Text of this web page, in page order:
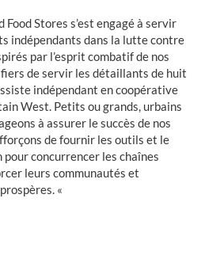
Stores s’est engagé à servir
indépendants dans la lutte contre
par l’esprit combatif de nos
de servir les détaillants de huit
indépendant en coopérative
West. Petits ou grands, urbains
à assurer le succès de nos
de fournir les outils et le
concurrencer les chaînes
leurs communautés et
«